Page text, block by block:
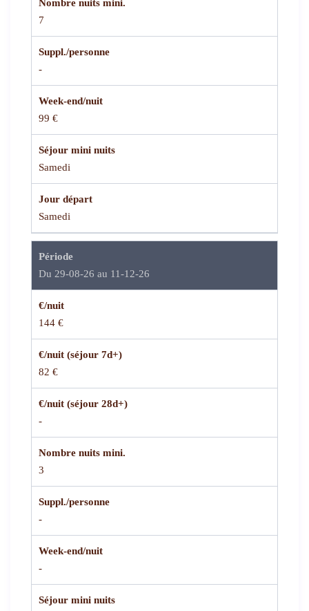
Nombre nuits mini.
7
Suppl./personne
-
Week-end/nuit
99 €
Séjour mini nuits
Samedi
Jour départ
Samedi
Période
Du 29-08-26 au 11-12-26
€/nuit
144 €
€/nuit (séjour 7d+)
82 €
€/nuit (séjour 28d+)
-
Nombre nuits mini.
3
Suppl./personne
-
Week-end/nuit
-
Séjour mini nuits